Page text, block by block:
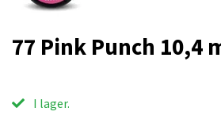
77 Pink Punch 10,4
I lager.